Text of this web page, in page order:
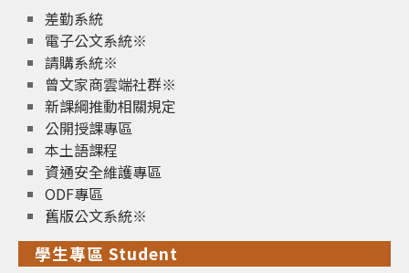
差勤系統
電子公文系統※
請購系統※
曾文家商雲端社群※
新課綱推動相關規定
公開授課專區
本土語課程
資通安全維護專區
ODF專區
舊版公文系統※
學生專區 Student